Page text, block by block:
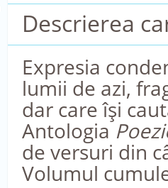
Descrierea
Expresia
lumii de azi,
dar care îşi
Antologia
de versuri din
Volumul